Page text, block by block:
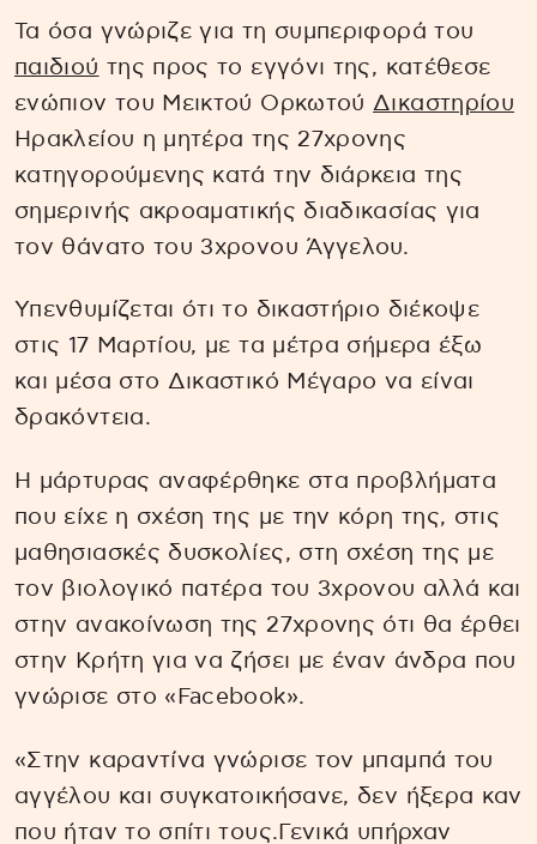
Τα όσα γνώριζε για τη συμπεριφορά του
παιδιού της προς το εγγόνι της, κατέθεσε
ενώπιον του Μεικτού Ορκωτού Δικαστηρίου
Ηρακλείου η μητέρα της 27χρονης
κατηγορούμενης κατά την διάρκεια της
σημερινής ακροαματικής διαδικασίας για
τον θάνατο του 3χρονου Άγγελου.
Υπενθυμίζεται ότι το δικαστήριο διέκοψε
στις 17 Μαρτίου, με τα μέτρα σήμερα έξω
και μέσα στο Δικαστικό Μέγαρο να είναι
δρακόντεια.
Η μάρτυρας αναφέρθηκε στα προβλήματα
που είχε η σχέση της με την κόρη της, στις
μαθησιασκές δυσκολίες, στη σχέση της με
τον βιολογικό πατέρα του 3χρονου αλλά και
στην ανακοίνωση της 27χρονης ότι θα έρθει
στην Κρήτη για να ζήσει με έναν άνδρα που
γνώρισε στο «Facebook».
«Στην καραντίνα γνώρισε τον μπαμπά του
αγγέλου και συγκατοικήσανε, δεν ήξερα καν
που ήταν το σπίτι τους.Γενικά υπήρχαν